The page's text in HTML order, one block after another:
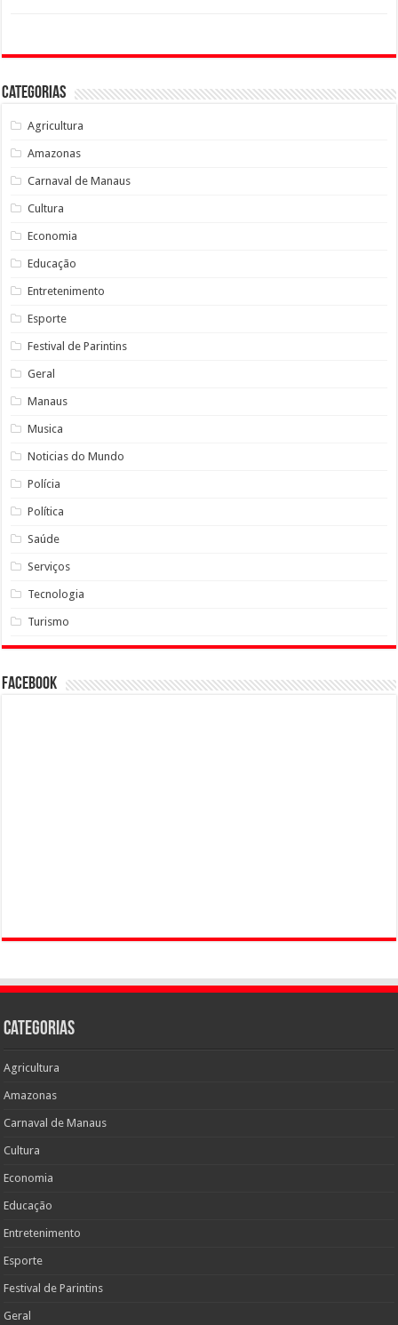
Categorias
Agricultura
Amazonas
Carnaval de Manaus
Cultura
Economia
Educação
Entretenimento
Esporte
Festival de Parintins
Geral
Manaus
Musica
Noticias do Mundo
Polícia
Política
Saúde
Serviços
Tecnologia
Turismo
Facebook
Categorias
Agricultura
Amazonas
Carnaval de Manaus
Cultura
Economia
Educação
Entretenimento
Esporte
Festival de Parintins
Geral